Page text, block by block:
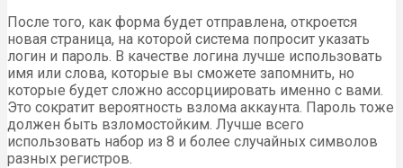
После того, как форма будет отправлена, откроется
новая страница, на которой система попросит указать
логин и пароль. В качестве логина лучше использовать
имя или слова, которые вы сможете запомнить, но
которые будет сложно ассорциировать именно с вами.
Это сократит вероятность взлома аккаунта. Пароль тоже
должен быть взломостойким. Лучше всего
использовать набор из 8 и более случайных символов
разных регистров.